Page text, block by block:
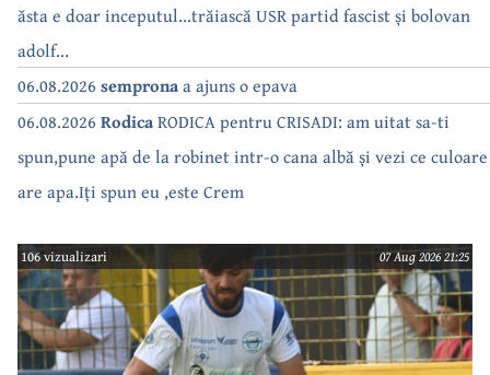
ăsta e doar inceputul...trăiască USR partid fascist și bolovan
adolf...
06.08.2026 sempronaa ajuns o epava
06.08.2026 RodicaRODICA pentru CRISADI: am uitat sa-ti
spun,pune apă de la robinet intr-o cana albă și vezi ce culoare
are apa.Iți spun eu ,este Crem
106 vizualizari 07 Aug 2026 21:25